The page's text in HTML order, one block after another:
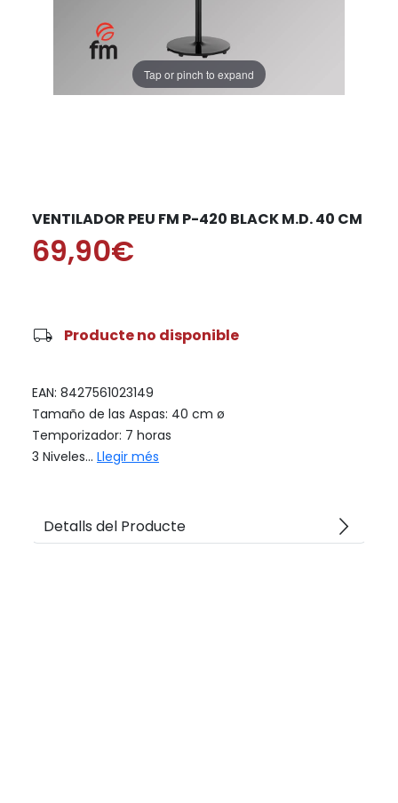
Tap or pinch to expand
VENTILADOR PEU FM P-420 BLACK M.D. 40 CM
69,90€
local_shipping Producte no disponible
EAN: 8427561023149
Tamaño de las Aspas: 40 cm ø
Temporizador: 7 horas
3 Niveles... Llegir més
Detalls del Producte arrow_forward_ios